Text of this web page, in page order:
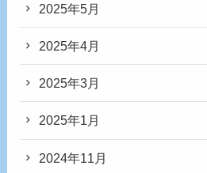
2025年5月
2025年4月
2025年3月
2025年1月
2024年11月